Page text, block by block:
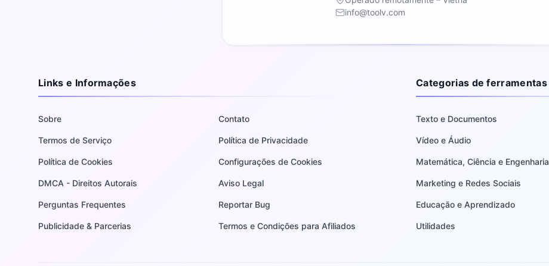
info@toolv.com
Links e Informações
Sobre Contato
Termos de Serviço Política de Privacidade
Política de Cookies Configurações de Cookies
DMCA - Direitos Autorais Aviso Legal
Perguntas Frequentes Reportar Bug
Publicidade & Parcerias Termos e Condições para Afiliados
Categorias de ferramentas
Texto e Documentos
Vídeo e Áudio
Matemática, Ciência e Engenharia
Marketing e Redes Sociais
Educação e Aprendizado
Utilidades